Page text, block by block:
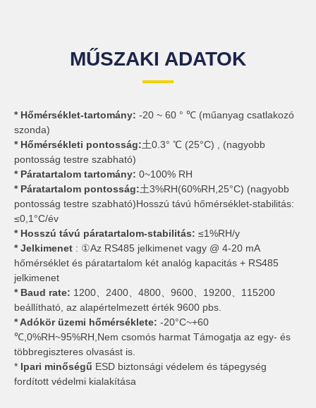
MŰSZAKI ADATOK
* Hőmérséklet-tartomány: -20 ~ 60 ° ℃ (műanyag csatlakozó
szonda)
* Hőmérsékleti pontosság:土0.3° ℃ (25°C) , (nagyobb
pontosság testre szabható)
* Páratartalom tartomány: 0~100% RH
* Páratartalom pontosság:土3%RH(60%RH,25°C) (nagyobb
pontosság testre szabható)Hosszú távú hőmérséklet-stabilitás:
≤0,1°C/év
* Hosszú távú páratartalom-stabilitás: ≤1%RH/y
* Jelkimenet : ①Az RS485 jelkimenet vagy @ 4-20 mA
hőmérséklet és páratartalom két analóg kapacitás + RS485
jelkimenet
* Baud rate: 1200、2400、4800、9600、19200、115200
beállítható, az alapértelmezett érték 9600 pbs.
* Adókör üzemi hőmérséklete: -20°C~+60
℃,0%RH~95%RH,Nem csomós harmat Támogatja az egy- és
többregiszteres olvasást is.
* Ipari minőségű ESD biztonsági védelem és tápegység
fordított védelmi kialakítása